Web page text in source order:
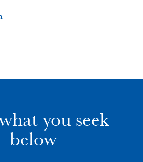
you seek
below